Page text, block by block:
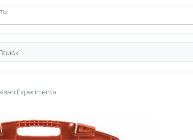
Experimenta